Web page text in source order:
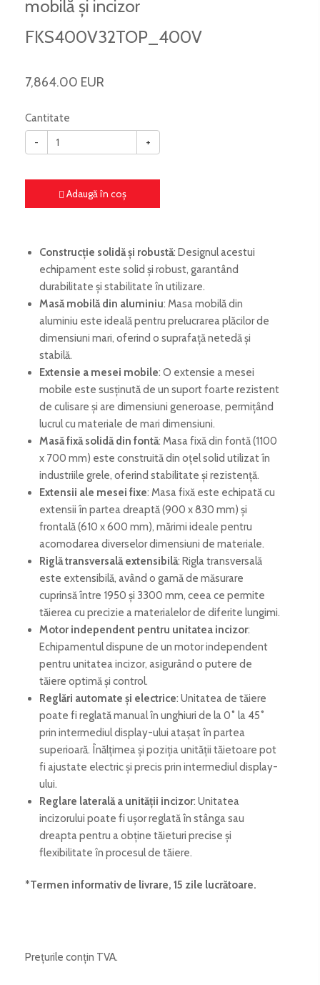
mobilă și incizor
FKS400V32TOP_400V
7,864.00 EUR
Cantitate
-
+
Adaugă în coş
Construcție solidă și robustă: Designul acestui
echipament este solid și robust, garantând
durabilitate și stabilitate în utilizare.
Masă mobilă din aluminiu: Masa mobilă din
aluminiu este ideală pentru prelucrarea plăcilor de
dimensiuni mari, oferind o suprafață netedă și
stabilă.
Extensie a mesei mobile: O extensie a mesei
mobile este susținută de un suport foarte rezistent
de culisare și are dimensiuni generoase, permițând
lucrul cu materiale de mari dimensiuni.
Masă fixă solidă din fontă: Masa fixă din fontă (1100
x 700 mm) este construită din oțel solid utilizat în
industriile grele, oferind stabilitate și rezistență.
Extensii ale mesei fixe: Masa fixă este echipată cu
extensii în partea dreaptă (900 x 830 mm) și
frontală (610 x 600 mm), mărimi ideale pentru
acomodarea diverselor dimensiuni de materiale.
Riglă transversală extensibilă: Rigla transversală
este extensibilă, având o gamă de măsurare
cuprinsă între 1950 și 3300 mm, ceea ce permite
tăierea cu precizie a materialelor de diferite lungimi.
Motor independent pentru unitatea incizor:
Echipamentul dispune de un motor independent
pentru unitatea incizor, asigurând o putere de
tăiere optimă și control.
Reglări automate și electrice: Unitatea de tăiere
poate fi reglată manual în unghiuri de la 0˚ la 45˚
prin intermediul display-ului atașat în partea
superioară. Înălțimea și poziția unității tăietoare pot
fi ajustate electric și precis prin intermediul display-
ului.
Reglare laterală a unității incizor: Unitatea
incizorului poate fi ușor reglată în stânga sau
dreapta pentru a obține tăieturi precise și
flexibilitate în procesul de tăiere.
*Termen informativ de livrare, 15 zile lucrătoare.
Prețurile conțin TVA.